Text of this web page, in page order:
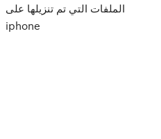
الملفات التي تم تنزيلها على
iphone